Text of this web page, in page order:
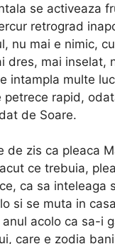
se activeaza
retrograd
nu mai e nimic,
dres, mai inselat,
intampla multe
petrece rapid,
de Soare.
de zis ca pleaca
ce trebuia,
ca sa inteleaga
si se muta in
acolo ca sa-i
care e zodia